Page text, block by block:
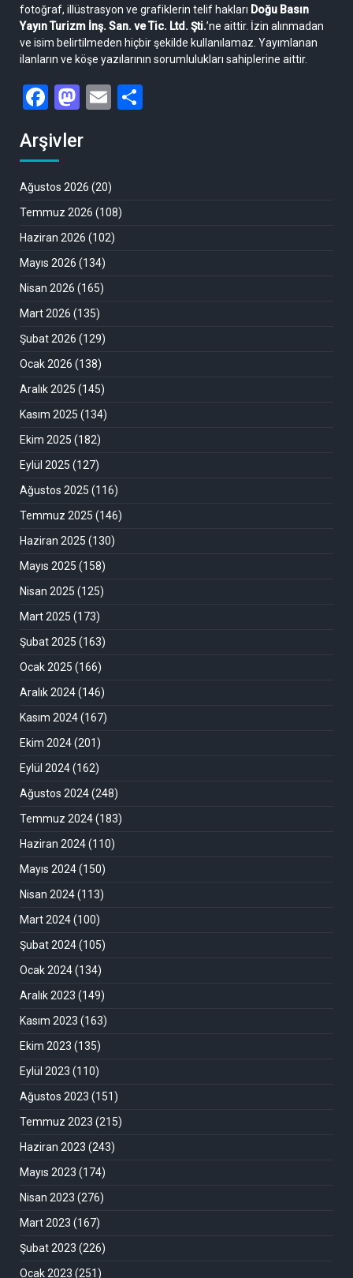
fotoğraf, illüstrasyon ve grafiklerin telif hakları Doğu Basın
Yayın Turizm İnş. San. ve Tic. Ltd. Şti.’ne aittir. İzin alınmadan
ve isim belirtilmeden hiçbir şekilde kullanılamaz. Yayımlanan
ilanların ve köşe yazılarının sorumlulukları sahiplerine aittir.
Facebook
Mastodon
Email
Arşivler
Ağustos 2026 (20)
Temmuz 2026 (108)
Haziran 2026 (102)
Mayıs 2026 (134)
Nisan 2026 (165)
Mart 2026 (135)
Şubat 2026 (129)
Ocak 2026 (138)
Aralık 2025 (145)
Kasım 2025 (134)
Ekim 2025 (182)
Eylül 2025 (127)
Ağustos 2025 (116)
Temmuz 2025 (146)
Haziran 2025 (130)
Mayıs 2025 (158)
Nisan 2025 (125)
Mart 2025 (173)
Şubat 2025 (163)
Ocak 2025 (166)
Aralık 2024(146)
Kasım 2024(167)
Ekim 2024(201)
Eylül 2024(162)
Ağustos 2024(248)
Temmuz 2024(183)
Haziran 2024(110)
Mayıs 2024(150)
Nisan 2024(113)
Mart 2024(100)
Şubat 2024(105)
Ocak 2024(134)
Aralık 2023 (149)
Kasım 2023 (163)
Ekim 2023 (135)
Eylül 2023 (110)
Ağustos 2023 (151)
Temmuz 2023 (215)
Haziran 2023 (243)
Mayıs 2023 (174)
Nisan 2023 (276)
Mart 2023 (167)
Şubat 2023 (226)
Ocak 2023 (251)